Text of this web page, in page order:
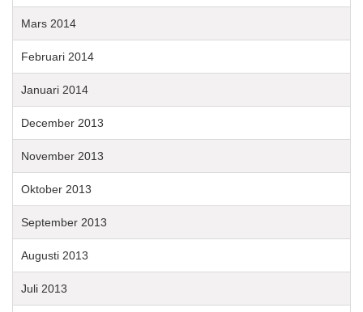
Mars 2014
Februari 2014
Januari 2014
December 2013
November 2013
Oktober 2013
September 2013
Augusti 2013
Juli 2013